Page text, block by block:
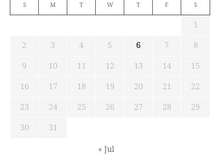
S M T W T F S
1
2
3 4 5 6 7
8
9
10 11 12 13 14
15
16
17 18 19 20 21
22
23
24 25 26 27 28
29
30
31
« Jul